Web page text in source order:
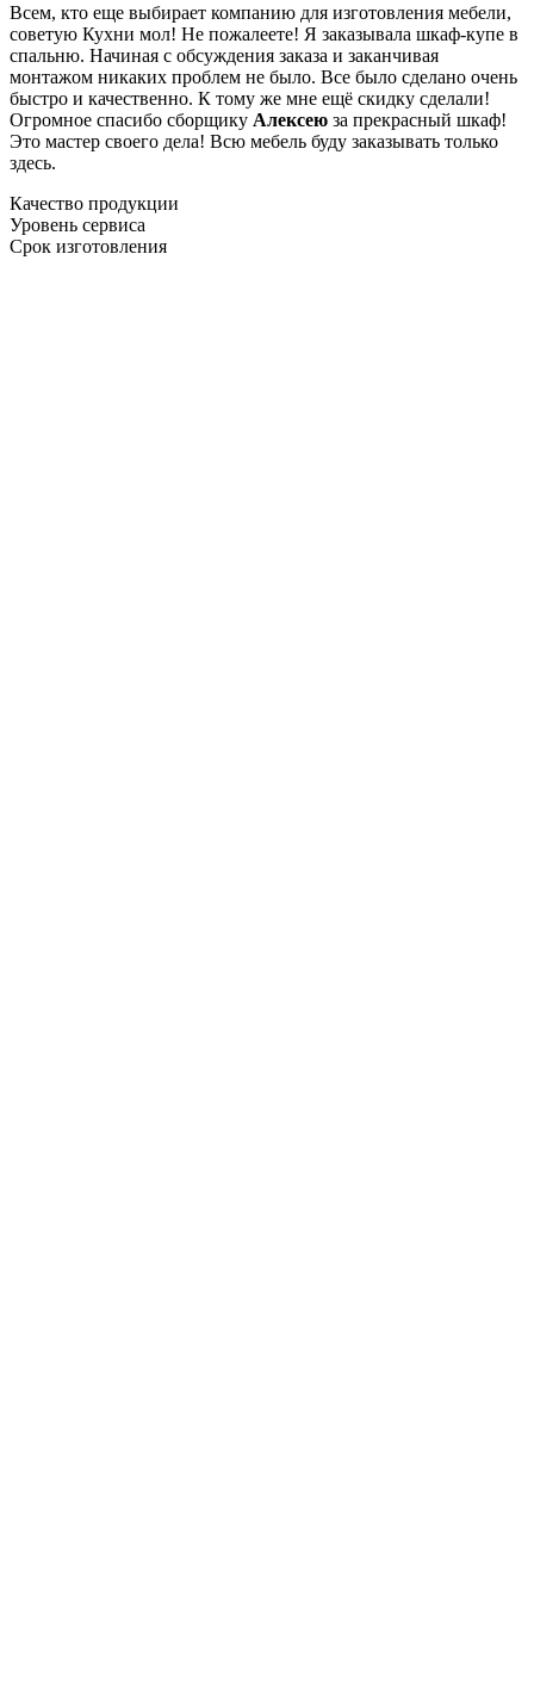
Всем, кто еще выбирает компанию для изготовления мебели,
советую Кухни мол! Не пожалеете! Я заказывала шкаф-купе в
спальню. Начиная с обсуждения заказа и заканчивая
монтажом никаких проблем не было. Все было сделано очень
быстро и качественно. К тому же мне ещё скидку сделали!
Огромное спасибо сборщику Алексею за прекрасный шкаф!
Это мастер своего дела! Всю мебель буду заказывать только
здесь.
Качество продукции
Уровень сервиса
Срок изготовления